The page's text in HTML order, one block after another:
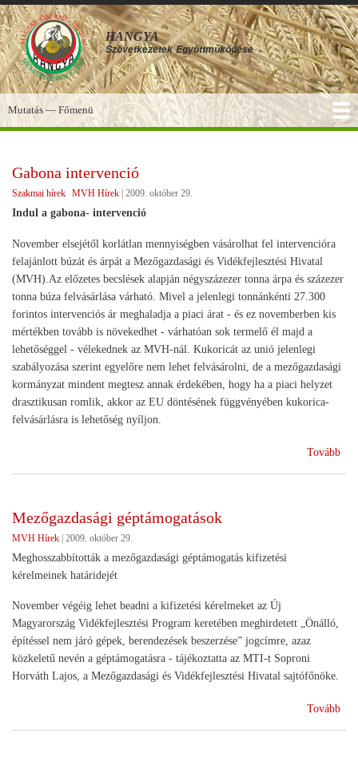
Ugrás
a
tartalomra
HANGYA
Szövetkezetek Együttműködése
Főmenü
Mutatás — Főmenü
Gabona intervenció
Szakmai hírek MVH Hírek 2009. október 29.
Indul a gabona- intervenció
November elsejétől korlátlan mennyiségben vásárolhat fel intervencióra
felajánlott búzát és árpát a Mezőgazdasági és Vidékfejlesztési Hivatal
(MVH).Az előzetes becslések alapján négyszázezer tonna árpa és százezer
tonna búza felvásárlása várható. Mivel a jelenlegi tonnánkénti 27.300
forintos intervenciós ár meghaladja a piaci árat - és ez novemberben kis
mértékben tovább is növekedhet - várhatóan sok termelő él majd a
lehetőséggel - vélekednek az MVH-nál. Kukoricát az unió jelenlegi
szabályozása szerint egyelőre nem lehet felvásárolni, de a mezőgazdasági
kormányzat mindent megtesz annak érdekében, hogy ha a piaci helyzet
drasztikusan romlik, akkor az EU döntésének függvényében kukorica-
felvásárlásra is lehetőség nyíljon.
Tovább
Mezőgazdasági géptámogatások
MVH Hírek | 2009. október 29.
Meghosszabbították a mezőgazdasági géptámogatás kifizetési
kérelmeinek határidejét
November végéig lehet beadni a kifizetési kérelmeket az Új
Magyarország Vidékfejlesztési Program keretében meghirdetett „Önálló,
építéssel nem járó gépek, berendezések beszerzése” jogcímre, azaz
közkeletű nevén a géptámogatásra - tájékoztatta az MTI-t Soproni
Horváth Lajos, a Mezőgazdasági és Vidékfejlesztési Hivatal sajtófőnöke.
Tovább